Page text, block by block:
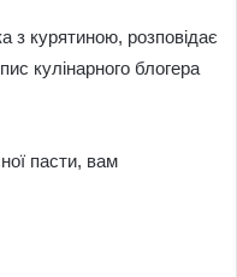
з курятиною, розповідає
кулінарного блогера
пасти, вам